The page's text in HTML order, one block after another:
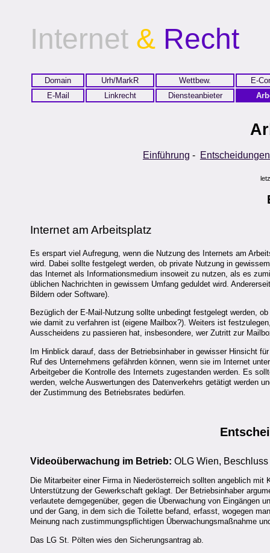
Internet & Recht
Domain Urh/MarkR Wettbew.
E-
E-Mail
Linkrecht Diensteanbieter
Einführung -
Internet am Arbeitsplatz
Es erspart viel Aufregung, wenn die Nutzung des Internets am
wird. Dabei sollte festgelegt werden, ob private Nutzung in
das Internet als Informationsmedium insoweit zu nutzen, als es
üblichen Nachrichten in gewissem Umfang geduldet wird.
Bildern oder Software).
Bezüglich der E-Mail-Nutzung sollte unbedingt festgelegt werden,
wie damit zu verfahren ist (eigene Mailbox?). Weiters ist
Ausscheidens zu passieren hat, insbesondere, wer Zutritt zur
Im Hinblick darauf, dass der Betriebsinhaber in gewisser Hinsicht
Ruf des Unternehmens gefährden können, wenn sie im Internet
Arbeitgeber die Kontrolle des Internets zugestanden werden. Es
werden, welche Auswertungen des Datenverkehrs getätigt werden
der Zustimmung des Betriebsrates bedürfen.
Videoüberwachung im Betrieb: OLG Wien,
Die Mitarbeiter einer Firma in Niederösterreich sollten angeblich
Unterstützung der Gewerkschaft geklagt. Der Betriebsinhaber
verlautete demgegenüber, gegen die Überwachung von Eingängen
und der Gang, in dem sich die Toilette befand, erfasst, wogegen
Meinung nach zustimmungspflichtigen Überwachungsmaßnahme
Das LG St. Pölten wies den Sicherungsantrag ab.